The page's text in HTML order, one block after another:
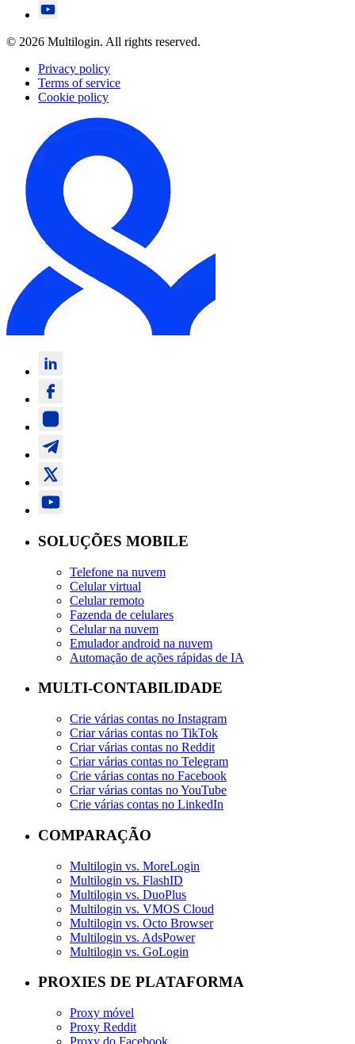
© 2026 Multilogin. All rights reserved.
Privacy policy
Terms of service
Cookie policy
SOLUÇÕES MOBILE
Telefone na nuvem
Celular virtual
Celular remoto
Fazenda de celulares
Celular na nuvem
Emulador android na nuvem
Automação de ações rápidas de IA
MULTI-CONTABILIDADE
Crie várias contas no Instagram
Criar várias contas no TikTok
Criar várias contas no Reddit
Criar várias contas no Telegram
Crie várias contas no Facebook
Criar várias contas no YouTube
Crie várias contas no LinkedIn
COMPARAÇÃO
Multilogin vs. MoreLogin
Multilogin vs. FlashID
Multilogin vs. DuoPlus
Multilogin vs. VMOS Cloud
Multilogin vs. Octo Browser
Multilogin vs. AdsPower
Multilogin vs. GoLogin
PROXIES DE PLATAFORMA
Proxy móvel
Proxy Reddit
Proxy do Facebook